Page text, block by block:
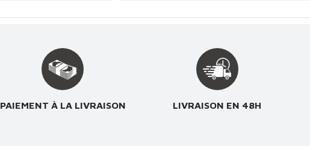
PAIEMENT À LA LIVRAISON LIVRAISON EN 48H